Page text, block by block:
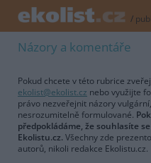
/
Názory a komentáře
Pokud chcete v této rubrice
ekolist@ekolist.cz nebo využijte
právo nezveřejnit názory
nesrozumitelně formulované.
předpokládáme, že souhlasíte
Ekolistu.cz. Všechny zde
autorů, nikoli redakce Ekolistu.cz.